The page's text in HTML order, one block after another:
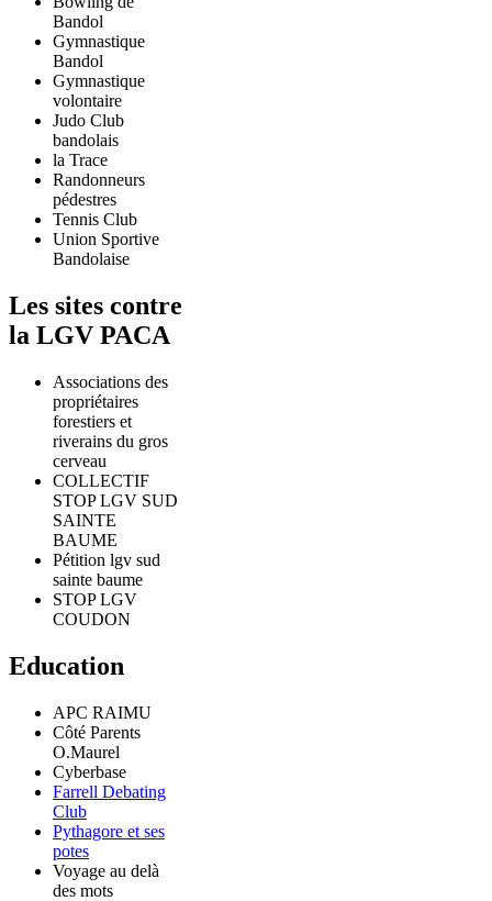
Bandol
Gymnastique
Bandol
Gymnastique
volontaire
Judo Club
bandolais
la Trace
Randonneurs
pédestres
Tennis Club
Union Sportive
Bandolaise
Les sites contre
la LGV PACA
Associations des
propriétaires
forestiers et
riverains du gros
cerveau
COLLECTIF
STOP LGV SUD
SAINTE
BAUME
Pétition lgv sud
sainte baume
STOP LGV
COUDON
Education
APC RAIMU
Côté Parents
O.Maurel
Cyberbase
Farrell Debating
Club
Pythagore et ses
potes
Voyage au delà
des mots